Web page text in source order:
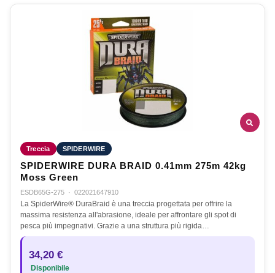
Treccia SPIDERWIRE
SPIDERWIRE DURA BRAID 0.41mm 275m 42kg
Moss Green
ESDB65G-275 · 022021647910
La SpiderWire® DuraBraid è una treccia progettata per offrire la
massima resistenza all'abrasione, ideale per affrontare gli spot di
pesca più impegnativi. Grazie a una struttura più rigida…
34,20 €
Disponibile